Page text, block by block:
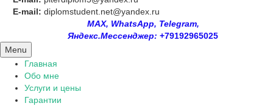
E-mail: diplomstudent.net@yandex.ru
MAX, WhatsApp, Telegram,
Яндекс.Мессенджер: +79192965025
Menu
Главная
Обо мне
Услуги и цены
Гарантии